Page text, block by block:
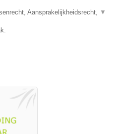
Aansprakelijkheidsrecht, ▼